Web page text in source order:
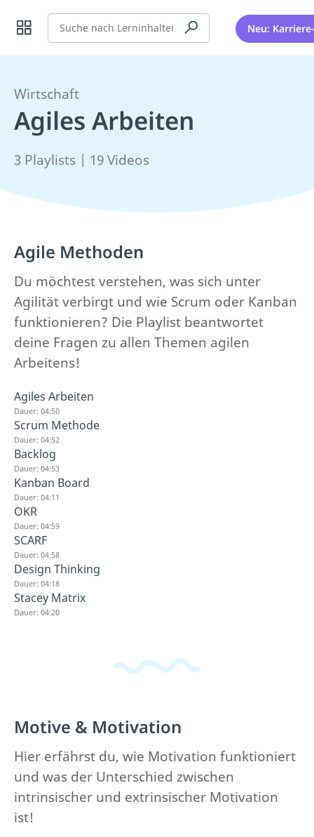
Suche Neu:
Wirtschaft
Agiles Arbeiten
3 Playlists | 19 Videos
Agile Methoden
Du möchtest verstehen, was sich unter
Agilität verbirgt und wie Scrum oder Kanban
funktionieren? Die Playlist beantwortet
deine Fragen zu allen Themen agilen
Arbeitens!
Agiles Arbeiten
Dauer: 04:50
Scrum Methode
Dauer: 04:52
Backlog
Dauer: 04:53
Kanban Board
Dauer: 04:11
OKR
Dauer: 04:59
SCARF
Dauer: 04:58
Design Thinking
Dauer: 04:18
Stacey Matrix
Dauer: 04:20
Motive & Motivation
Hier erfährst du, wie Motivation funktioniert
und was der Unterschied zwischen
intrinsischer und extrinsischer Motivation
ist!